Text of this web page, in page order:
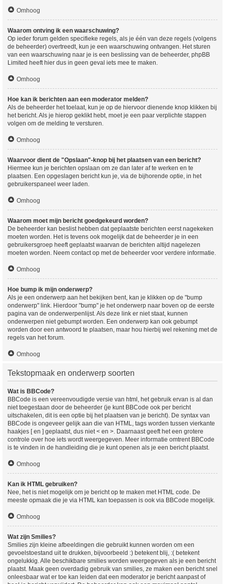
Omhoog
Waarom ontving ik een waarschuwing?
Op ieder forum gelden specifieke regels, als je één van deze regels (volgens
de beheerder) overtreedt, kun je een waarschuwing ontvangen. Het sturen
van een waarschuwing naar je is een beslissing van de beheerder, phpBB
Limited heeft hier dus in geen geval iets mee te maken.
Omhoog
Hoe kan ik berichten aan een moderator melden?
Als de beheerder het toelaat, kun je op de hiervoor dienende knop klikken bij
het bericht. Als je hierop geklikt hebt, moet je een paar verplichte stappen
volgen om de melding te versturen.
Omhoog
Waarvoor dient de "Opslaan"-knop bij het plaatsen van een bericht?
Hiermee kun je berichten opslaan om ze dan later af te werken en te
plaatsen. Een opgeslagen bericht kun je, via de bijhorende optie, in het
gebruikerspaneel weer laden.
Omhoog
Waarom moet mijn bericht goedgekeurd worden?
De beheerder kan beslist hebben dat geplaatste berichten eerst nagekeken
moeten worden. Het is tevens ook mogelijk dat de beheerder je in een
gebruikersgroep heeft geplaatst waarvan de berichten altijd nagelezen
moeten worden. Neem contact op met de beheerder voor verdere informatie.
Omhoog
Hoe bump ik mijn onderwerp?
Als je een onderwerp aan het bekijken bent, kan je klikken op de "bump
onderwerp" link. Hierdoor "bump" je het onderwerp naar boven op de eerste
pagina van de onderwerpenlijst. Als deze link er niet staat, kunnen
onderwerpen niet gebumpt worden. Een onderwerp kan ook gebumpt
worden door een antwoord te plaatsen, maar hou hierbij wel rekening met de
regels van het forum.
Omhoog
Tekstopmaak en onderwerp soorten
Wat is BBCode?
BBCode is een vereenvoudigde versie van html, het gebruik ervan is al dan
niet toegestaan door de beheerder (je kunt BBCode ook per bericht
uitschakelen, dit is een optie bij het plaatsen van je bericht). De syntax van
BBCode is ongeveer gelijk aan die van HTML, tags worden tussen vierkante
haakjes [ en ] geplaatst, dus niet < en >. Daarnaast geeft het een grotere
controle over hoe iets wordt weergegeven. Meer informatie omtrent BBCode
is te vinden in de handleiding die je kunt openen als je een bericht plaatst.
Omhoog
Kan ik HTML gebruiken?
Nee, het is niet mogelijk om je bericht op te maken met HTML code. De
meeste opmaak die je via HTML kan toepassen is ook via BBCode mogelijk.
Omhoog
Wat zijn Smilies?
Smilies zijn kleine afbeeldingen die gebruikt kunnen worden om een
gevoelstoestand uit te drukken, bijvoorbeeld :) betekent blij, :( betekent
ongelukkig. Alle beschikbare smilies worden weergegeven als je een bericht
plaatst. Maak geen overdadig gebruik van smilies, ze maken een bericht snel
onleesbaar wat er toe kan leiden dat een moderator je bericht aanpast of